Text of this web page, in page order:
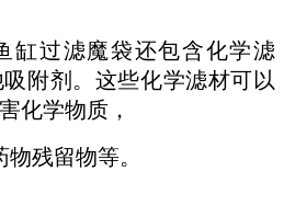
缸过滤魔袋还包含化学滤
附剂。这些化学滤材可以
化学物质，
残留物等。